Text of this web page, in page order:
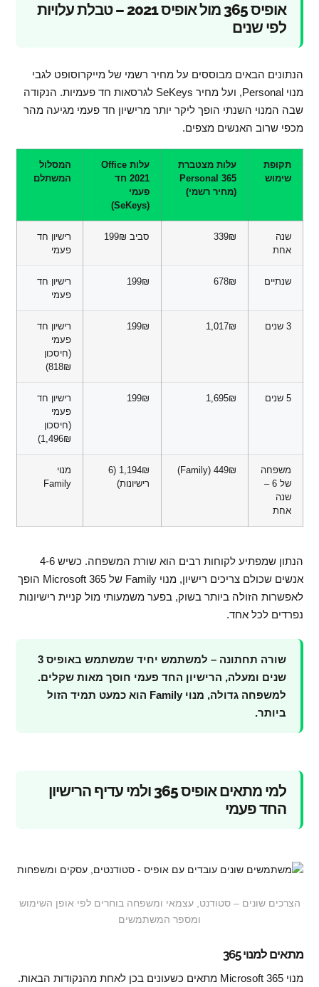
אופיס 365 מול אופיס 2021 – טבלת עלויות
לפי שנים
הנתונים הבאים מבוססים על מחיר רשמי של מייקרוסופט לגבי
מנוי Personal, ועל מחיר SeKeys לגרסאות חד פעמיות. הנקודה
שבה המנוי השנתי הופך ליקר יותר מרישיון חד פעמי מגיעה מהר
מכפי שרוב האנשים מצפים.
תקופת
שימוש
עלות מצטברת
365 Personal
(מחיר רשמי)
עלות Office
2021 חד
פעמי
(SeKeys)
המסלול
המשתלם
שנה
אחת
339₪ סביב 199₪
רישיון חד
פעמי
שנתיים 678₪
199₪
רישיון חד
פעמי
3 שנים 1,017₪
199₪
רישיון חד
פעמי
(חיסכון
818₪)
5 שנים 1,695₪
199₪
רישיון חד
פעמי
(חיסכון
1,496₪)
משפחה
של 6 –
שנה
אחת
449₪ (Family)
1,194₪ (6
רישיונות)
מנוי
Family
הנתון שמפתיע לקוחות רבים הוא שורת המשפחה. כשיש 4-6
אנשים שכולם צריכים רישיון, מנוי Family של Microsoft 365 הופך
לאפשרות הזולה ביותר בשוק, בפער משמעותי מול קניית רישיונות
נפרדים לכל אחד.
שורה תחתונה – למשתמש יחיד שמשתמש באופיס 3
שנים ומעלה, הרישיון החד פעמי חוסך מאות שקלים.
למשפחה גדולה, מנוי Family הוא כמעט תמיד הזול
ביותר.
למי מתאים אופיס 365 ולמי עדיף הרישיון
החד פעמי
הצרכים שונים – סטודנט, עצמאי ומשפחה בוחרים לפי אופן השימוש
ומספר המשתמשים
מתאים למנוי 365
מנוי Microsoft 365 מתאים כשעונים בכן לאחת מהנקודות הבאות.